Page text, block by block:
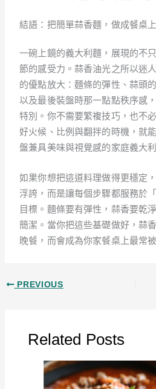
結語：把簡單蒜香麵，做成餐桌
一碗上鏡的義大利麵，展現的不
節的感受力。蒜香油光之所以迷
的優點放大：麵條的彈性、蒜頭
以及最後裝盤時那一點點秩序感
特別。你不需要繁複技巧，也不
好火候、比例與翻拌的時機，就
盤兼具美味與視覺感的家庭義大利
如果你想把這道料理做得更穩定
浮誇，而是讓每個步驟都服務於
目標。麵條要有彈性，蒜香要乾
簡潔。當你把這些基礎做好，蒜
晚餐，而會成為你家餐桌上最常
PREVIOUS
Related Posts